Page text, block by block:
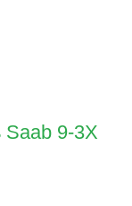
9-3X